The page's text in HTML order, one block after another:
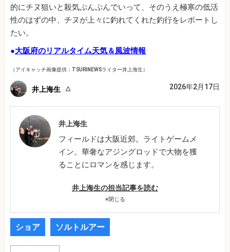
的にチヌ狙いと殺気ぷんぷんでいって、そのうえ極寒の低活
性のはずの中、チヌが上々に釣れてくれた釣行をレポートし
たい。
●大阪府のリアルタイム天気＆風波情報
（アイキャッチ画像提供：TSURINEWSライター井上海生）
井上海生 2026年2月17日
井上海生
フィールドは大阪近郊。ライトゲームメ
イン。華奢なアジングロッドで大物を獲
ることにロマンを感じます。
井上海生の担当記事を読む
×閉じる
ショア ソルトルアー